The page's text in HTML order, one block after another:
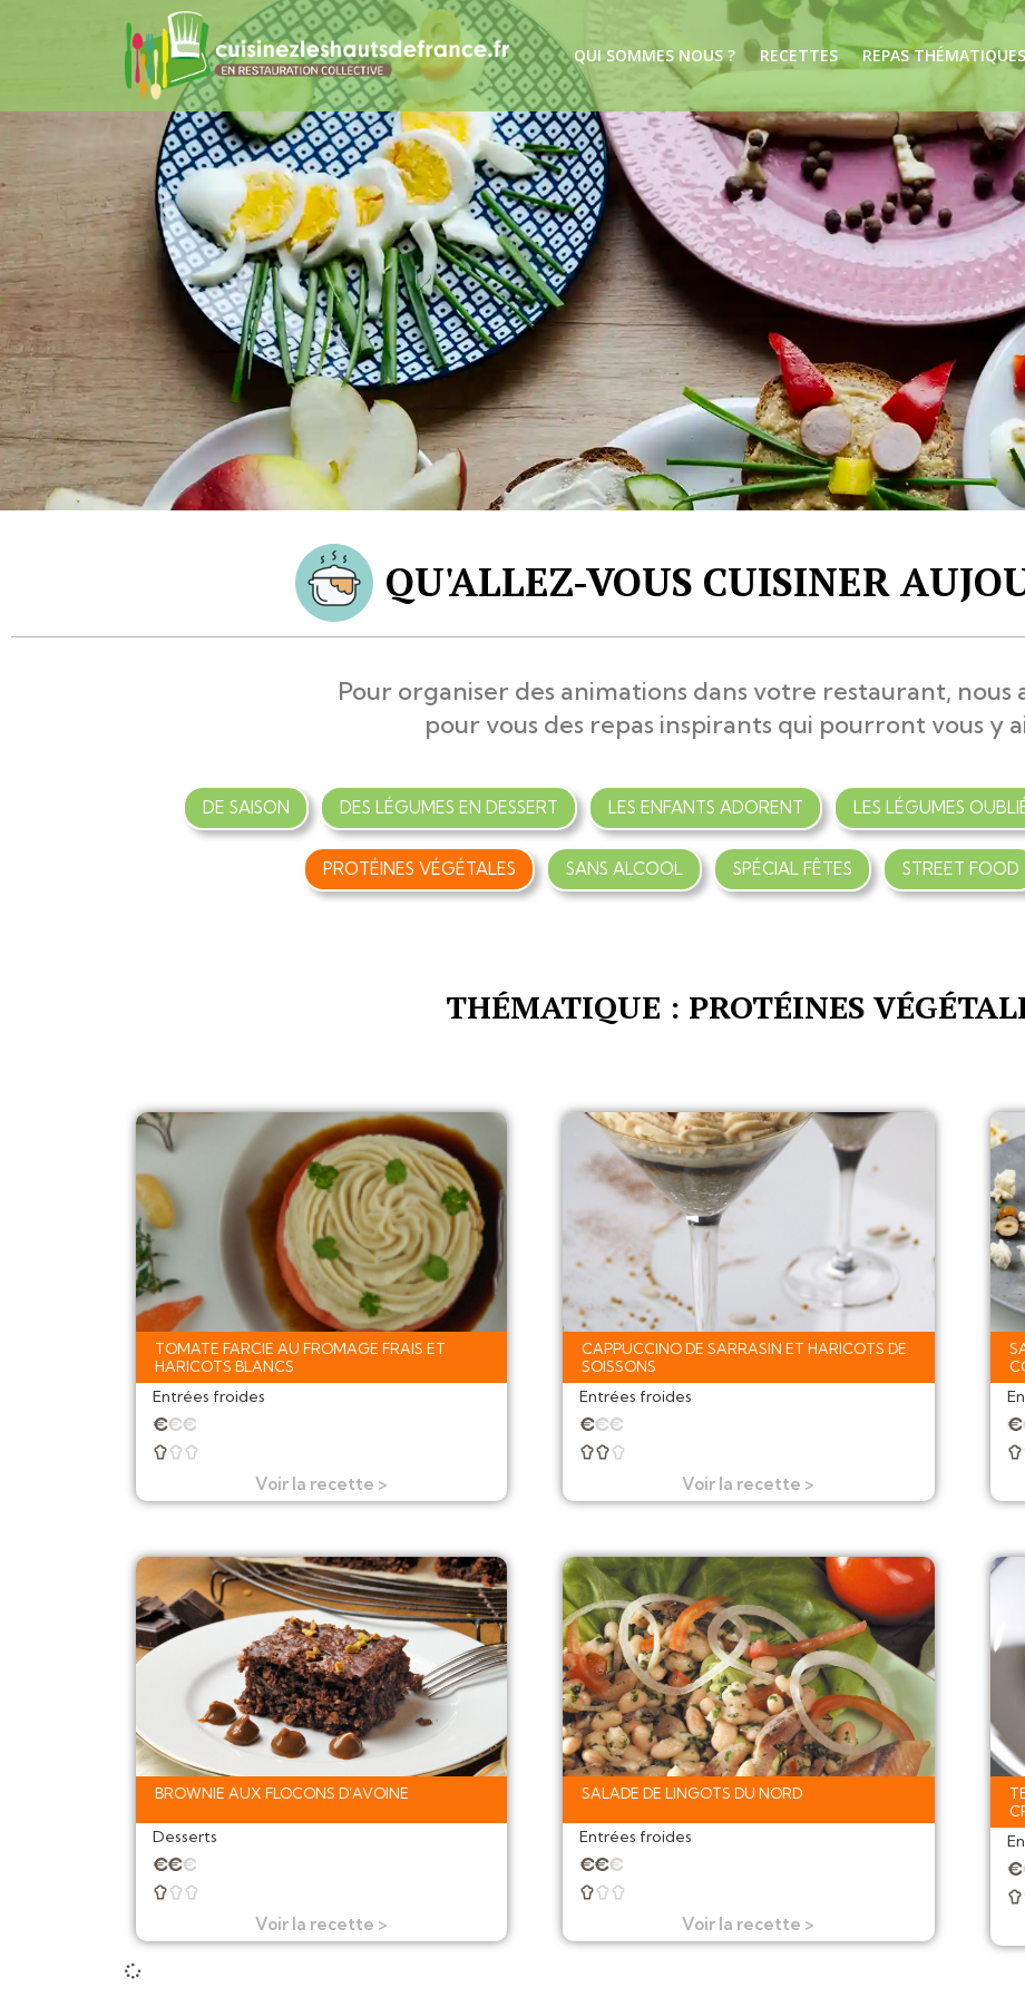
QUI SOMMES NOUS ? RECETTES REPAS THÉMATIQUES
QU'ALLEZ-VOUS CUISINER
Pour organiser des animations dans votre restaurant, nous
pour vous des repas inspirants qui pourront vous y
DE SAISON DES LÉGUMES EN DESSERT LES ENFANTS ADORENT LES LÉGUMES
PROTÉINES VÉGÉTALES SANS ALCOOL SPÉCIAL FÊTES STREET FOOD
THÉMATIQUE : PROTÉINES
TOMATE FARCIE AU FROMAGE FRAIS ET
HARICOTS BLANCS
Entrées froides
★★★
  
Voir la recette >
CAPPUCCINO DE SARRASIN ET HARICOTS DE
SOISSONS
Entrées froides
★★★
 
Voir la recette >
★

BROWNIE AUX FLOCONS D’AVOINE
Desserts
★★★
  
Voir la recette >
SALADE DE LINGOTS DU NORD
Entrées froides
★★★
  
Voir la recette >
★
